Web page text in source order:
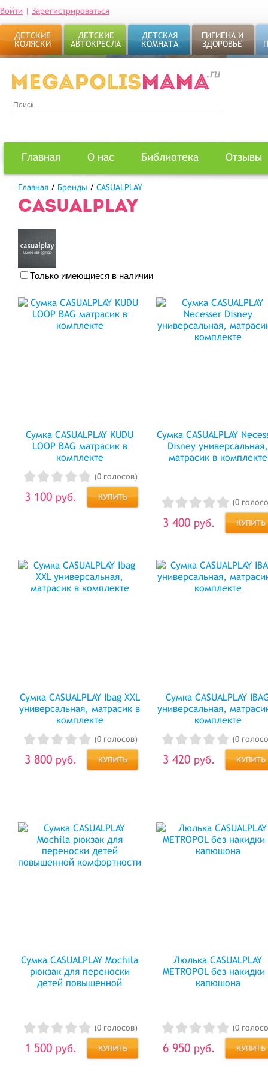
Войти | Зарегистрироваться
ДЕТСКИЕ
КОЛЯСКИ
ДЕТСКИЕ
АВТОКРЕСЛА
ДЕТСКАЯ
КОМНАТА
ГИГИЕНА И
ЗДОРОВЬЕ
Главная О нас Библиотека Отзывы
Главная / Бренды / CASUALPLAY
CASUALPLAY
Только имеющиеся в наличии
Сумка CASUALPLAY KUDU
LOOP BAG матрасик в
комплекте
(0 голосов)
3 100 руб.
Сумка CASUALPLAY
Disney универсальная,
матрасик в комплекте
(0
3 400 руб.
Сумка CASUALPLAY Ibag XXL
универсальная, матрасик в
комплекте
(0 голосов)
3 800 руб.
Сумка CASUALPLAY
универсальная,
комплекте
(0
3 420 руб.
Сумка CASUALPLAY Mochila
рюкзак для переноски
детей повышенной
(0 голосов)
1 500 руб.
Люлька CASUALPLAY
METROPOL без накидки
капюшона
(0
6 950 руб.